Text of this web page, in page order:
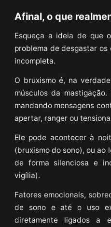
Afinal, o que
Esqueça a ideia de que
problema de desgastar os
incompleta.
O bruxismo é, na
músculos da
mandando mensagens
apertar, ranger ou
Ele pode acontecer à
(bruxismo do sono), ou ao
de forma silenciosa e
vigília).
Fatores emocionais,
de sono e até o uso
diretamente ligados a